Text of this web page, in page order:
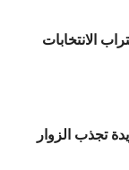
الانتخابات
تجذب الزوار